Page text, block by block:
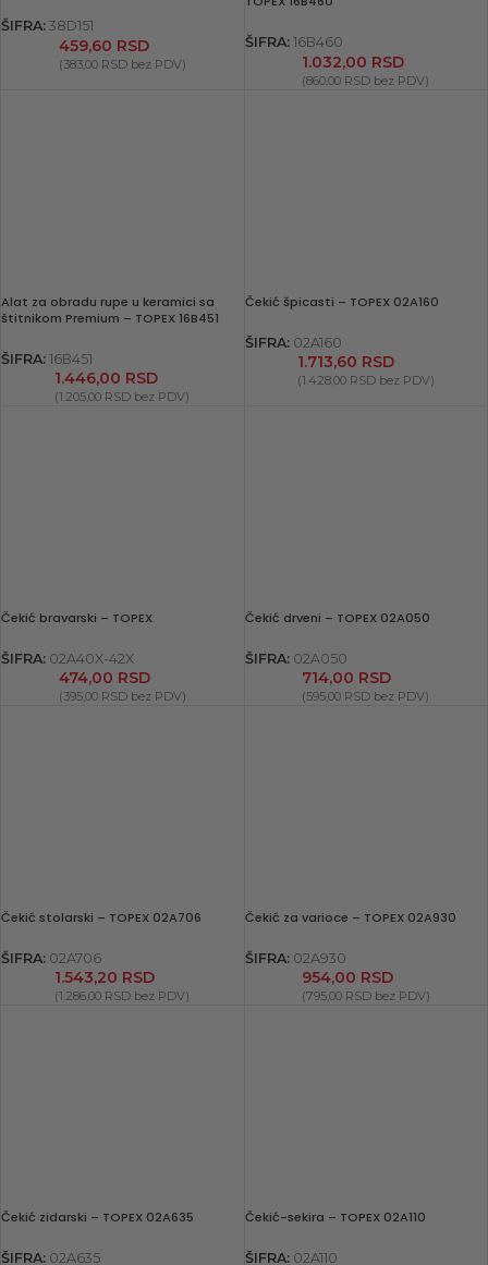
ŠIFRA: 38D151
459,60 RSD
(383,00 RSDbez PDV)
ŠIFRA: 16B460
1.032,00 RSD
(860,00 RSD bez PDV)
Alat za obradu rupe u keramici sa
štitnikom Premium – TOPEX 16B451
ŠIFRA: 16B451
1.446,00 RSD
(1.205,00 RSD bez PDV)
Čekić špicasti – TOPEX 02A160
ŠIFRA: 02A160
1.713,60 RSD
(1.428,00 RSDbez PDV)
Čekić bravarski – TOPEX
ŠIFRA: 02A40X-42X
474,00 RSD
(395,00 RSDbez PDV)
Čekić drveni – TOPEX 02A050
ŠIFRA: 02A050
714,00 RSD
(595,00 RSD bez PDV)
Čekić stolarski – TOPEX 02A706
ŠIFRA: 02A706
1.543,20 RSD
(1.286,00 RSD bez PDV)
Čekić za varioce – TOPEX 02A930
ŠIFRA: 02A930
954,00 RSD
(795,00 RSDbez PDV)
Čekić zidarski – TOPEX 02A635
ŠIFRA: 02A635
Čekić-sekira – TOPEX 02A110
ŠIFRA: 02A110